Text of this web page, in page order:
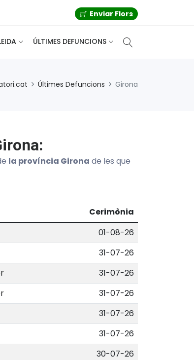
Enviar Flors
ÚLTIMES DEFUNCIONS
Últimes Defuncions Girona
la província Girona de les que
Cerimònia
01-08-26
31-07-26
31-07-26
31-07-26
31-07-26
31-07-26
30-07-26